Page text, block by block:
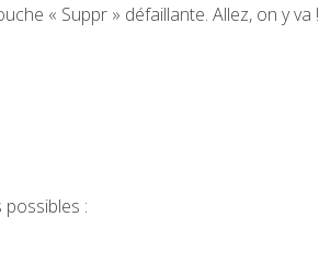
« Suppr » défaillante. Allez, on y va !
: